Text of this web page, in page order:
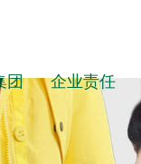
团 企业责任